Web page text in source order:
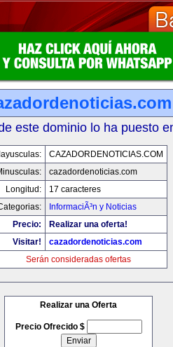
este dominio lo ha puesto
CAZADORDENOTICIAS.COM
cazadordenoticias.com
Longitud:
17 caracteres
InformaciÃ³n y Noticias
Precio:
Realizar una oferta!
Visitar!
cazadordenoticias.com
Serán consideradas ofertas
Realizar una Oferta
Precio Ofrecido $